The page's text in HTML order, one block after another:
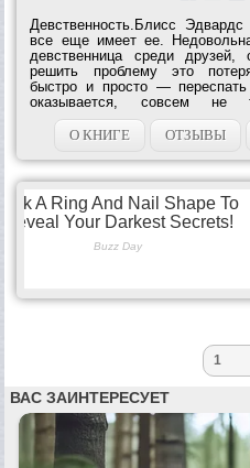
Девственность.Блисс
все еще имеет ее.
девственница среди
решить проблему это
быстро и просто —
оказывается, совсем не
разволновалась и оставила
в ее постели с глупым
О КНИГЕ ОТЗЫВЫ